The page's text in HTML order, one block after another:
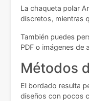
La chaqueta polar
discretos, mientras
También puedes
PDF o imágenes de
Métodos
El bordado resulta
diseños con pocos